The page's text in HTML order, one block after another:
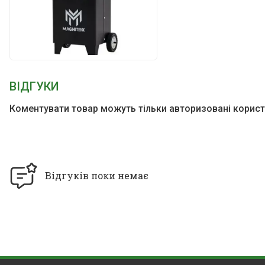
ВІДГУКИ
Коментувати товар можуть тільки авторизовані
Відгуків поки немає